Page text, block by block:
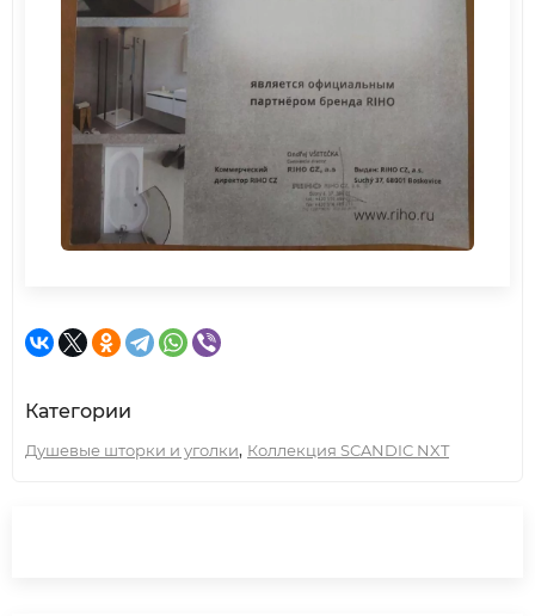
Категории
Душевые шторки и уголки, Коллекция SCANDIC NXT